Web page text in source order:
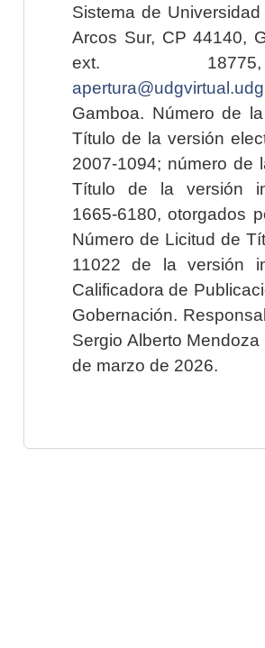
Sistema de
Arcos Sur, CP 44140,
ext.
Gamboa. Número de
Título de la versión
2007-1094; número de
Título de la versión
1665-6180, otorgados
Número de Licitud de
11022 de la versión
Calificadora de
Gobernación.
Sergio Alberto
de marzo de 2026.